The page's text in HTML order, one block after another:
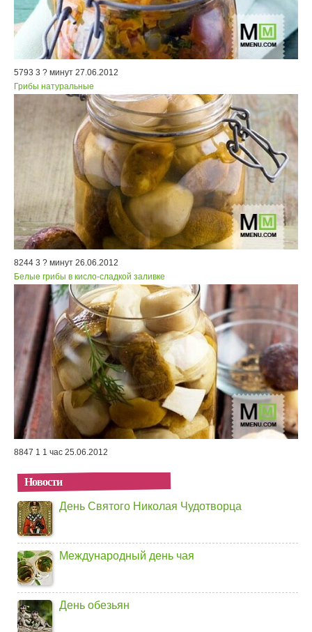
5793 3 ? минут 27.06.2012
Грибы натуральные
8244 3 ? минут 26.06.2012
Белые грибы в кисло-сладкой заливке
8847 1 1 час 25.06.2012
Новости
День Святого Николая Чудотворца
Международный день чая
День обезьян